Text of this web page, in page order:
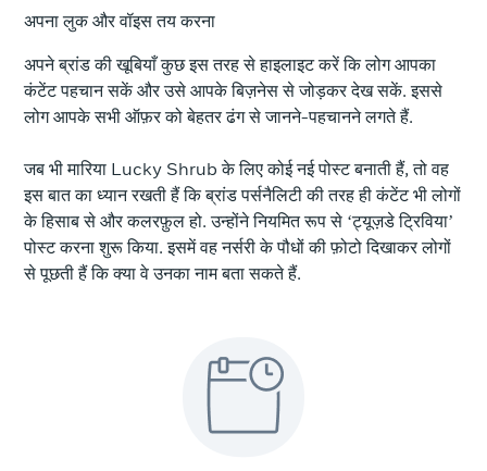
अपना लुक और वॉइस तय करना
अपने ब्रांड की खूबियाँ कुछ इस तरह से हाइलाइट करें कि लोग आपका
कंटेंट पहचान सकें और उसे आपके बिज़नेस से जोड़कर देख सकें. इससे
लोग आपके सभी ऑफ़र को बेहतर ढंग से जानने-पहचानने लगते हैं.
जब भी मारिया Lucky Shrub के लिए कोई नई पोस्ट बनाती हैं, तो वह
इस बात का ध्यान रखती हैं कि ब्रांड पर्सनैलिटी की तरह ही कंटेंट भी लोगों
के हिसाब से और कलरफ़ुल हो. उन्होंने नियमित रूप से ‘ट्यूज़डे ट्रिविया’
पोस्ट करना शुरू किया. इसमें वह नर्सरी के पौधों की फ़ोटो दिखाकर लोगों
से पूछती हैं कि क्या वे उनका नाम बता सकते हैं.